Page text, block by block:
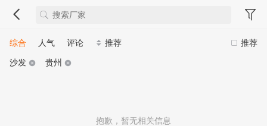
推荐
综合 人气 评论
推荐
沙发
贵州
抱歉，暂无相关信息